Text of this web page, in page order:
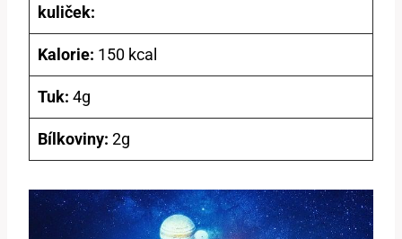
kuliček:
Kalorie: 150 kcal
Tuk: 4g
Bílkoviny: 2g